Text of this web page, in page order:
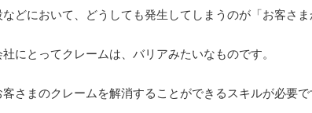
どにおいて、どうしても発生してしまうのが「お客さま
社にとってクレームは、バリアみたいなものです。
さまのクレームを解消することができるスキルが必要で